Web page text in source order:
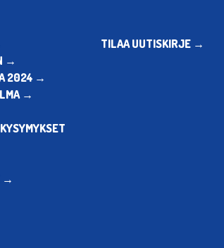
→
2024 →
→
→
TILAA UUTISKIRJE →